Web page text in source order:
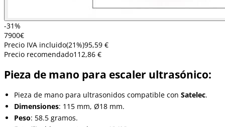
-31%
7900€
Precio IVA incluido(21%)95,59 €
Precio recomendado112,86 €
Pieza de mano para escaler ultrasónico:
Pieza de mano para ultrasonidos compatible con Satelec.
Dimensiones: 115 mm, Ø18 mm.
Peso: 58.5 gramos.